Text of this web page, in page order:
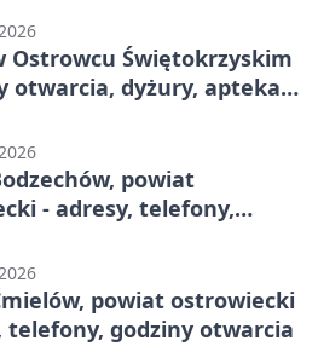
Ostrowcu Świętokrzyskim
otwarcia, dyżury, apteka
powiat
- adresy, telefony,
powiat ostrowiecki
telefony, godziny otwarcia